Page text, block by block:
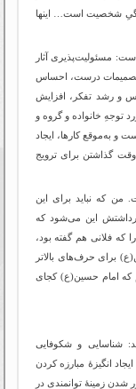
شخصیت است… اینها
مسئولیت‌پذیری آثار
تصمیمات درست، احساس
و رشد تفکر، افزایش
توجهِ خانواده و گروه و
و به‌موقع کارها، ایجاد
گذاشتن برای ترویج
من که نباید برای این
این می‌شود که
فلانی هم گفته بود،
برای حرف‌های بالاتر
امام حسین‌‌(ع) کجای
شناسایی و شکوفایی
انگیزۀ مبارزه کردن
زمینۀ توانمندی در